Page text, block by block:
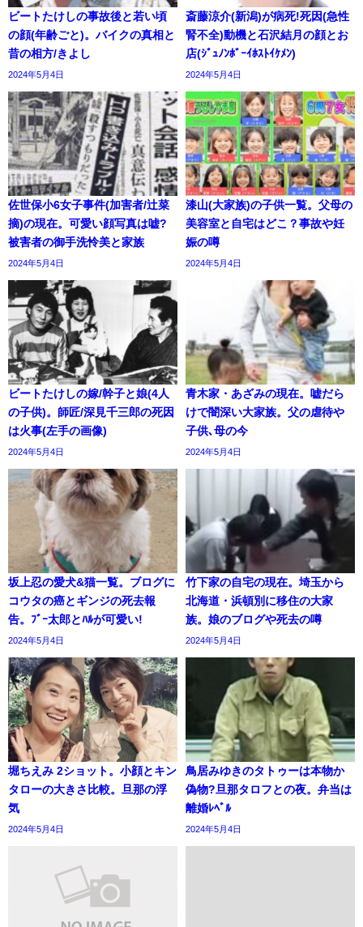
ビートたけしの事故後と若い頃
の顔(年齢ごと)。バイクの真相と
昔の相方/きよし
2024年5月4日
斎藤涼介(新潟)が病死!死因(急性
腎不全)動機と石沢結月の顔とお
店(ｼﾞｭﾉﾝﾎﾞｰｲﾎｽﾄｲｹﾒﾝ)
2024年5月4日
佐世保小6女子事件(加害者/辻菜
摘)の現在。可愛い顔写真は嘘?
被害者の御手洗怜美と家族
2024年5月4日
漆山(大家族)の子供一覧。父母の
美容室と自宅はどこ？事故や妊
娠の噂
2024年5月4日
ビートたけしの嫁/幹子と娘(4人
の子供)。師匠/深見千三郎の死因
は火事(左手の画像)
2024年5月4日
青木家・あざみの現在。嘘だら
けで闇深い大家族。父の虐待や
子供､母の今
2024年5月4日
坂上忍の愛犬&猫一覧。ブログに
コウタの癌とギンジの死去報
告。ﾌﾞｰ太郎とﾊﾙが可愛い!
2024年5月4日
竹下家の自宅の現在。埼玉から
北海道・浜頓別に移住の大家
族。娘のブログや死去の噂
2024年5月4日
堀ちえみ 2ショット。小顔とキン
タローの大きさ比較。旦那の浮
気
2024年5月4日
鳥居みゆきのタトゥーは本物か
偽物?旦那タロフとの夜。弁当は
離婚ﾚﾍﾞﾙ
2024年5月4日